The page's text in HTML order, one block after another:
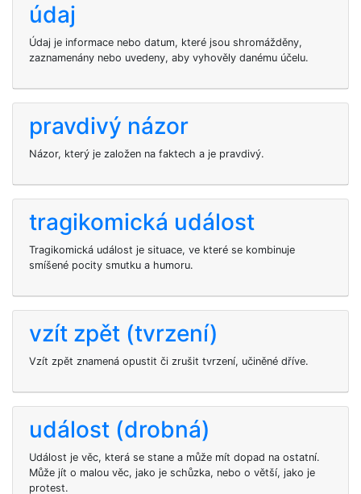
údaj
Údaj je informace nebo datum, které jsou shromážděny,
zaznamenány nebo uvedeny, aby vyhověly danému účelu.
pravdivý názor
Názor, který je založen na faktech a je pravdivý.
tragikomická událost
Tragikomická událost je situace, ve které se kombinuje
smíšené pocity smutku a humoru.
vzít zpět (tvrzení)
Vzít zpět znamená opustit či zrušit tvrzení, učiněné dříve.
událost (drobná)
Událost je věc, která se stane a může mít dopad na ostatní.
Může jít o malou věc, jako je schůzka, nebo o větší, jako je
protest.